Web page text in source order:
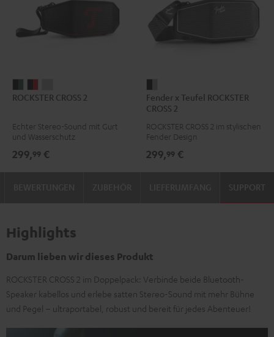
CROSS
Black
Green
CROSS
Black
Red
CROSS
Light
ROCKSTER CROSS 2
Echter Stereo-Sound mit Gurt
und Wasserschutz
299,99 €
x
Teufel
ROCKSTER
2
Fender x Teufel ROCKSTER
CROSS 2
ROCKSTER CROSS 2 im stylischen
Fender Design
299,99 €
SUPPORT
Highlights
Darum lieben wir dieses Produkt
ROCKSTER CROSS 2 im Doppelpack: Verbinde beide Bluetooth-
Speaker kabellos und erlebe satten Stereo-Sound mit mehr Bühne
und Pegel – ultraportabel, robust und bereit für jedes Abenteuer!